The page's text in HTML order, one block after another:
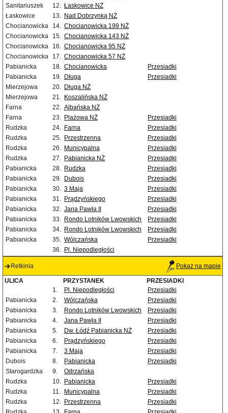
Sanitariuszek
12. Łaskowice NŻ
Łaskowice
13. Nad Dobrzynką NŻ
Chocianowicka
14. Chocianowicka 199 NŻ
Chocianowicka
15. Chocianowicka 143 NŻ
Chocianowicka
16. Chocianowicka 95 NŻ
Chocianowicka
17. Chocianowicka 57 NŻ
Pabianicka
18. Chocianowicka
Przesiadki
Pabianicka
19. Długa
Przesiadki
Mierzejowa
20. Długa NŻ
Mierzejowa
21. Koszalińska NŻ
Farna
22. Albańska NŻ
Farna
23. Plażowa NŻ
Przesiadki
Rudzka
24. Farna
Przesiadki
Rudzka
25. Przestrzenna
Przesiadki
Rudzka
26. Municypalna
Przesiadki
Rudzka
27. Pabianicka NŻ
Przesiadki
Pabianicka
28. Rudzka
Przesiadki
Pabianicka
29. Dubois
Przesiadki
Pabianicka
30. 3 Maja
Przesiadki
Pabianicka
31. Prądzyńskiego
Przesiadki
Pabianicka
32. Jana Pawła II
Przesiadki
Pabianicka
33. Rondo Lotników Lwowskich
Przesiadki
Pabianicka
34. Rondo Lotników Lwowskich
Przesiadki
Pabianicka
35. Wólczańska
Przesiadki
36. Pl. Niepodległości
Retkinia Pokaż na mapie
ULICA PRZYSTANEK
PRZESIADKI
1.
Pl. Niepodległości
Przesiadki
Pabianicka
2. Wólczańska
Przesiadki
Pabianicka
3. Rondo Lotników Lwowskich
Przesiadki
Pabianicka
4. Jana Pawła II
Przesiadki
Pabianicka
5. Dw. Łódź Pabianicka NŻ
Przesiadki
Pabianicka
6. Prądzyńskiego
Przesiadki
Pabianicka
7. 3 Maja
Przesiadki
Dubois
8. Pabianicka
Przesiadki
Starogardzka
9.
Odrzańska
Rudzka
10. Pabianicka
Przesiadki
Rudzka
11. Municypalna
Przesiadki
Rudzka
12. Przestrzenna
Przesiadki